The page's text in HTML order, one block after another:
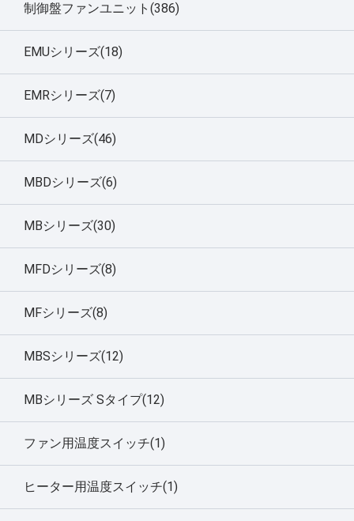
制御盤ファンユニット(386)
EMUシリーズ(18)
EMRシリーズ(7)
MDシリーズ(46)
MBDシリーズ(6)
MBシリーズ(30)
MFDシリーズ(8)
MFシリーズ(8)
MBSシリーズ(12)
MBシリーズ Sタイプ(12)
ファン用温度スイッチ(1)
ヒーター用温度スイッチ(1)